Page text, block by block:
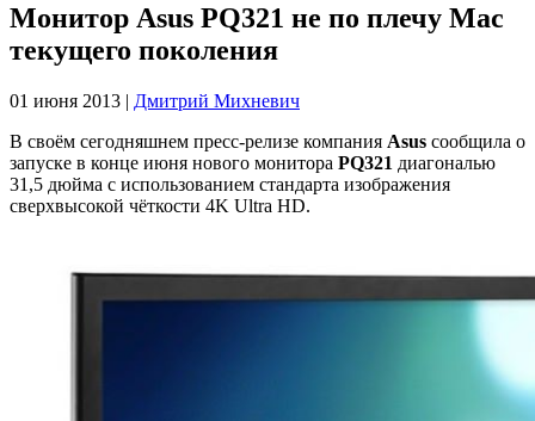
Монитор Asus PQ321 не по плечу Mac
текущего поколения
01 июня 2013 | Дмитрий Михневич
В своём сегодняшнем пресс-релизе компания Asus сообщила о
запуске в конце июня нового монитора PQ321 диагональю
31,5 дюйма с использованием стандарта изображения
сверхвысокой чёткости 4K Ultra HD.